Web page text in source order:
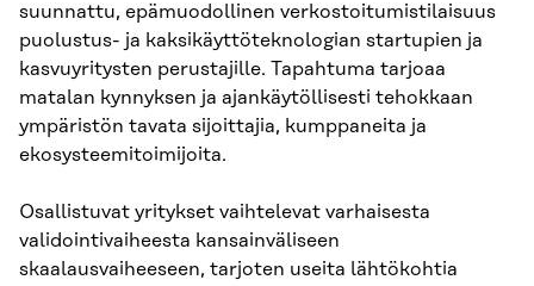
suunnattu, epämuodollinen verkostoitumistilaisuus
puolustus- ja kaksikäyttöteknologian startupien ja
kasvuyritysten perustajille. Tapahtuma tarjoaa
matalan kynnyksen ja ajankäytöllisesti tehokkaan
ympäristön tavata sijoittajia, kumppaneita ja
ekosysteemitoimijoita.
Osallistuvat yritykset vaihtelevat varhaisesta
validointivaiheesta kansainväliseen
skaalausvaiheeseen, tarjoten useita lähtökohtia